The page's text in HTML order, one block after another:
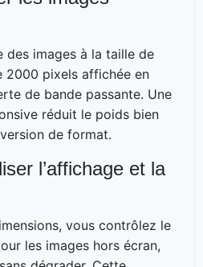
des images à la taille de
2000 pixels affichée en
de bande passante. Une
réduit le poids bien
de format.
l’affichage et la
vous contrôlez le
les images hors écran,